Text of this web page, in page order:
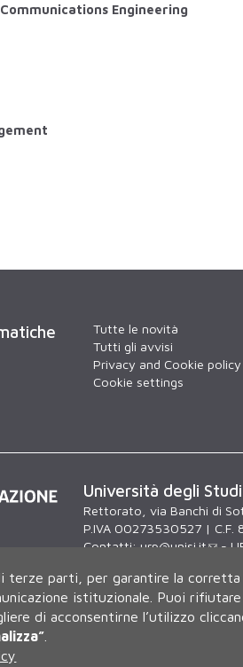
Engineering
Tutte le novità
Tutti gli avvisi
Privacy and Cookie policy
Cookie settings
Università degli
Rettorato, via Banchi di
P.IVA 00273530527 |
Contatti: urp@unisi.it
-
parti, per garantire la corretta
istituzionale. Puoi rifiutare
di acconsentirne l’utilizzo